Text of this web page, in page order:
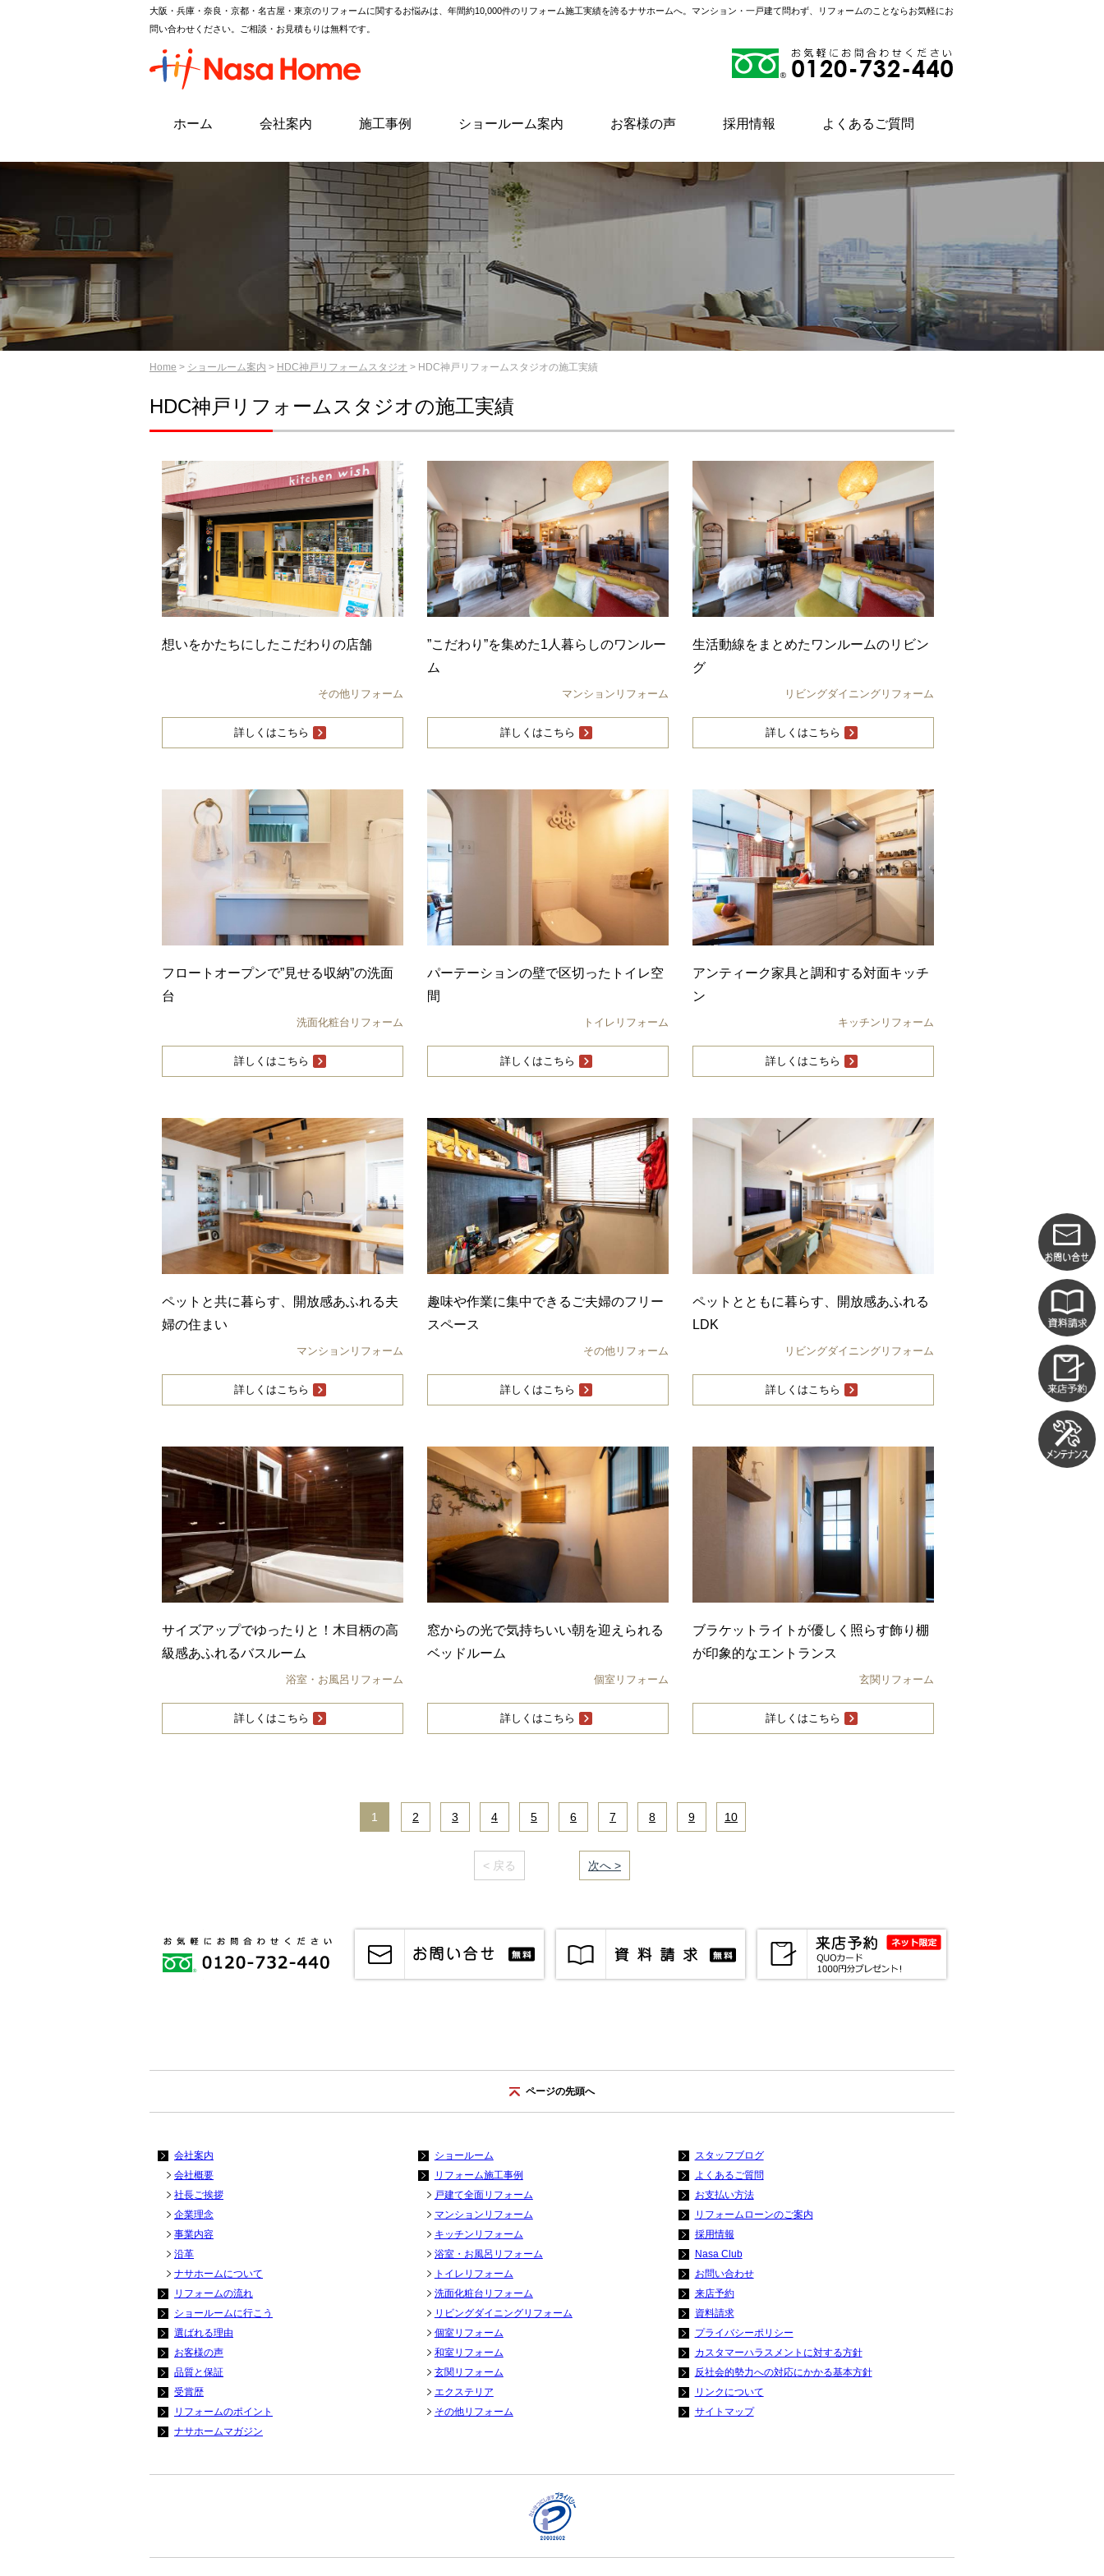
大阪・兵庫・奈良・京都・名古屋・東京のリフォームに関するお悩みは、年間約10,000件のリフォーム施工実績を誇るナサホームへ。マンション・一戸建て問わず、リフォームのことならお気軽にお
問い合わせください。ご相談・お見積もりは無料です。
ホーム 会社案内 施工事例 ショールーム案内 お客様の声 採用情報 よくあるご質問
Home > ショールーム案内 > HDC神戸リフォームスタジオ > HDC神戸リフォームスタジオの施工実績
HDC神戸リフォームスタジオの施工実績
想いをかたちにしたこだわりの店舗
その他リフォーム
詳しくはこちら
”こだわり”を集めた1人暮らしのワンルー
ム
マンションリフォーム
詳しくはこちら
生活動線をまとめたワンルームのリビン
グ
リビングダイニングリフォーム
詳しくはこちら
フロートオープンで”見せる収納”の洗面
台
洗面化粧台リフォーム
詳しくはこちら
パーテーションの壁で区切ったトイレ空
間
トイレリフォーム
詳しくはこちら
アンティーク家具と調和する対面キッチ
ン
キッチンリフォーム
詳しくはこちら
ペットと共に暮らす、開放感あふれる夫
婦の住まい
マンションリフォーム
詳しくはこちら
趣味や作業に集中できるご夫婦のフリー
スペース
その他リフォーム
詳しくはこちら
ペットとともに暮らす、開放感あふれる
LDK
リビングダイニングリフォーム
詳しくはこちら
サイズアップでゆったりと！木目柄の高
級感あふれるバスルーム
浴室・お風呂リフォーム
詳しくはこちら
窓からの光で気持ちいい朝を迎えられる
ベッドルーム
個室リフォーム
詳しくはこちら
ブラケットライトが優しく照らす飾り棚
が印象的なエントランス
玄関リフォーム
詳しくはこちら
1 2 3 4 5 6 7 8 9 10
< 戻る 次へ >
ページの先頭へ
会社案内
会社概要
社長ご挨拶
企業理念
事業内容
沿革
ナサホームについて
リフォームの流れ
ショールームに行こう
選ばれる理由
お客様の声
品質と保証
受賞歴
リフォームのポイント
ナサホームマガジン
ショールーム
リフォーム施工事例
戸建て全面リフォーム
マンションリフォーム
キッチンリフォーム
浴室・お風呂リフォーム
トイレリフォーム
洗面化粧台リフォーム
リビングダイニングリフォーム
個室リフォーム
和室リフォーム
玄関リフォーム
エクステリア
その他リフォーム
スタッフブログ
よくあるご質問
お支払い方法
リフォームローンのご案内
採用情報
Nasa Club
お問い合わせ
来店予約
資料請求
プライバシーポリシー
カスタマーハラスメントに対する方針
反社会的勢力への対応にかかる基本方針
リンクについて
サイトマップ